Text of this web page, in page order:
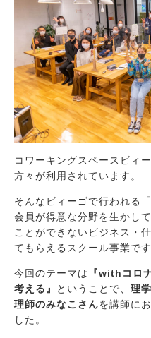
コワーキングスペースビィ
方々が利用されています。
そんなビィーゴで行われる
会員が得意な分野を生かし
ことができないビジネス・
てもらえるスクール事業です
今回のテーマは
『withコロ
考える』
ということで、 理
理師のみなこさんを講師に
した。